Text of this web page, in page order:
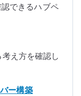
できるハブペ
え方を確認し
ー構築